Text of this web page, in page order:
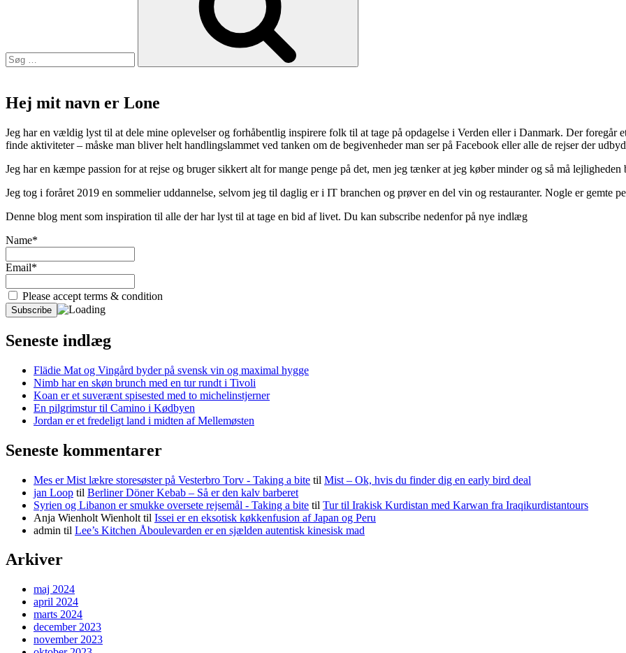
Hej mit navn er Lone
Jeg har en vældig lyst til at dele mine oplevelser og forhåbentlig inspirere folk til at tage på opdagelse i Verden eller i Danmark. Der
finde aktiviteter – måske man bliver helt handlingslammet ved tanken om de begivenheder man ser på Facebook eller alle de rejser der
Jeg har en kæmpe passion for at rejse og bruger sikkert alt for mange penge på det, men jeg tænker at jeg køber minder og så må
Jeg tog i foråret 2019 en sommelier uddannelse, selvom jeg til daglig er i IT branchen og prøver en del vin og restauranter. Nogle er gemte
Denne blog ment som inspiration til alle der har lyst til at tage en bid af livet. Du kan subscribe nedenfor på nye indlæg
Name*
Email*
Please accept terms & condition
Seneste indlæg
Flädie Mat og Vingård byder på svensk vin og maximal hygge
Nimb har en skøn brunch med en tur rundt i Tivoli
Koan er et suverænt spisested med to michelinstjerner
En pilgrimstur til Camino i Kødbyen
Jordan er et fredeligt land i midten af Mellemøsten
Seneste kommentarer
Mes er Mist lækre storesøster på Vesterbro Torv - Taking a bite til Mist – Ok, hvis du finder dig en early bird deal
jan Loop til Berliner Döner Kebab – Så er den kalv barberet
Syrien og Libanon er smukke oversete rejsemål - Taking a bite til Tur til Irakisk Kurdistan med Karwan fra Iraqikurdistantours
Anja Wienholt Wienholt til Issei er en eksotisk køkkenfusion af Japan og Peru
admin til Lee’s Kitchen Åboulevarden er en sjælden autentisk kinesisk mad
Arkiver
maj 2024
april 2024
marts 2024
december 2023
november 2023